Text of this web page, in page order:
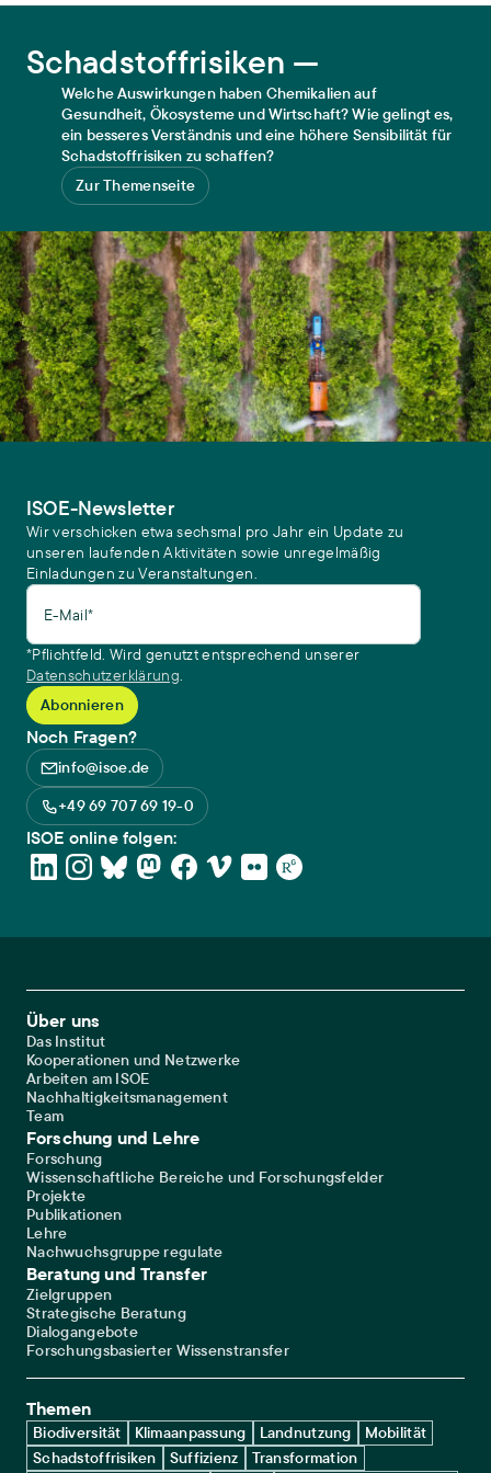
Schadstoffrisiken —
Welche Auswirkungen haben Chemikalien auf
Gesundheit, Ökosysteme und Wirtschaft? Wie gelingt es,
ein besseres Verständnis und eine höhere Sensibilität für
Schadstoffrisiken zu schaffen?
Zur Themenseite
ISOE-Newsletter
Wir verschicken etwa sechsmal pro Jahr ein Update zu
unseren laufenden Aktivitäten sowie unregelmäßig
Einladungen zu Veranstaltungen.
E-Mail*
*Pflichtfeld. Wird genutzt entsprechend unserer
Datenschutzerklärung.
Noch Fragen?
info@isoe.de
+49 69 707 69 19-0
ISOE online folgen:
Footer Main Navigation
Über uns
Das Institut
Kooperationen und Netzwerke
Arbeiten am ISOE
Nachhaltigkeitsmanagement
Team
Forschung und Lehre
Forschung
Wissenschaftliche Bereiche und Forschungsfelder
Projekte
Publikationen
Lehre
Nachwuchsgruppe regulate
Beratung und Transfer
Zielgruppen
Strategische Beratung
Dialogangebote
Forschungsbasierter Wissenstransfer
Themen
Biodiversität Klimaanpassung Landnutzung
Mobilität
Schadstoffrisiken
Suffizienz Transformation